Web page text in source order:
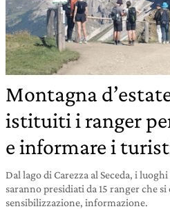
Montagna
istituiti i ranger
e informare i
Dal lago di Carezza al Seceda, i
saranno presidiati da 15 ranger che
sensibilizzazione, informazione.